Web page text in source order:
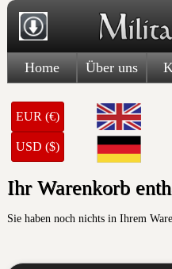
Home Über uns
EUR (€)
USD ($)
Ihr Warenkorb
Sie haben noch nichts in Ihrem